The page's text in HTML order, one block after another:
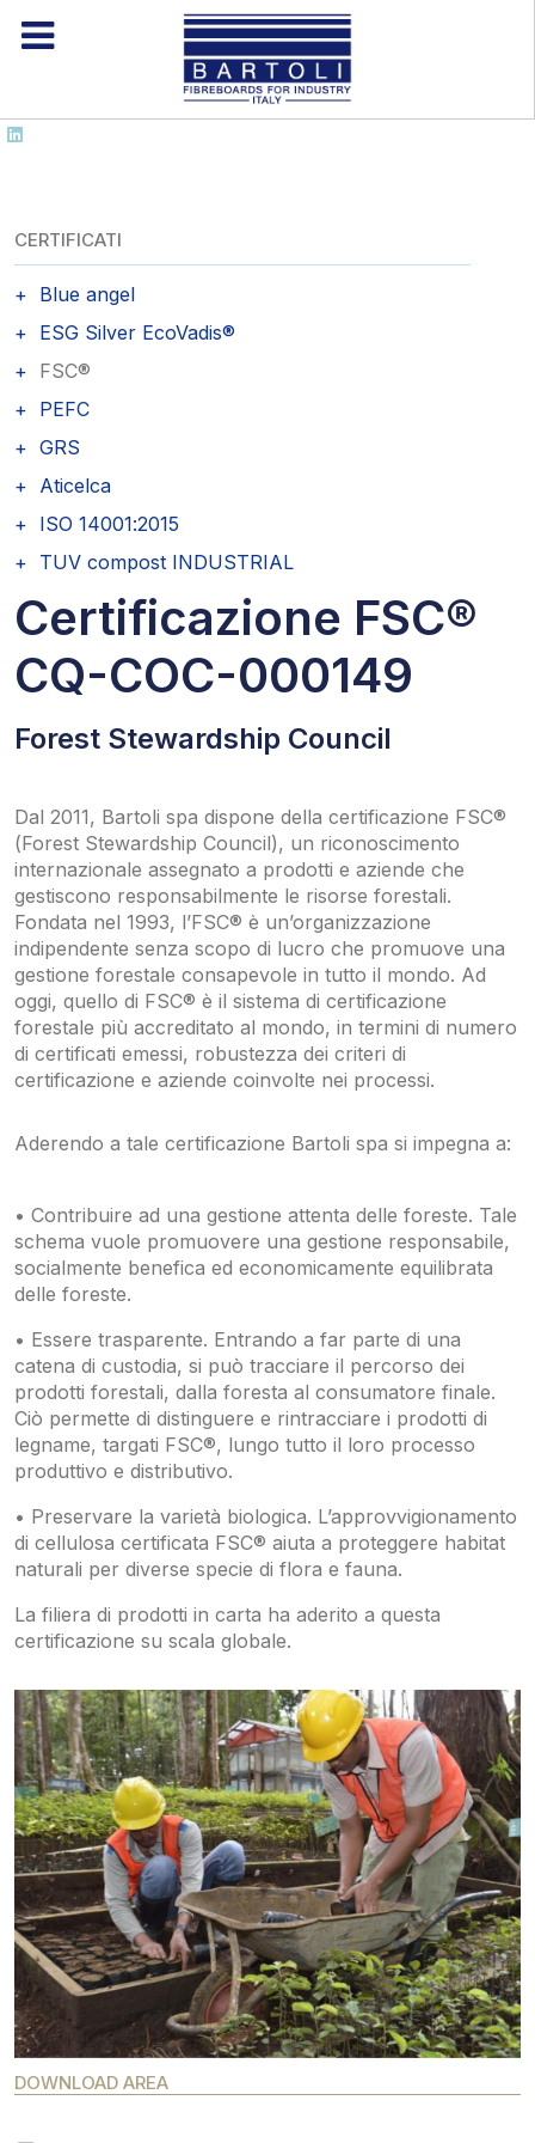
CERTIFICATI
Blue angel
ESG Silver EcoVadis®
FSC®
PEFC
GRS
Aticelca
ISO 14001:2015
TUV compost INDUSTRIAL
Certificazione FSC®
CQ-COC-000149
Forest Stewardship Council
Dal 2011, Bartoli spa dispone della certificazione FSC®
(Forest Stewardship Council), un riconoscimento
internazionale assegnato a prodotti e aziende che
gestiscono responsabilmente le risorse forestali.
Fondata nel 1993, l’FSC® è un’organizzazione
indipendente senza scopo di lucro che promuove una
gestione forestale consapevole in tutto il mondo. Ad
oggi, quello di FSC® è il sistema di certificazione
forestale più accreditato al mondo, in termini di numero
di certificati emessi, robustezza dei criteri di
certificazione e aziende coinvolte nei processi.
Aderendo a tale certificazione Bartoli spa si impegna a:
• Contribuire ad una gestione attenta delle foreste. Tale
schema vuole promuovere una gestione responsabile,
socialmente benefica ed economicamente equilibrata
delle foreste.
• Essere trasparente. Entrando a far parte di una
catena di custodia, si può tracciare il percorso dei
prodotti forestali, dalla foresta al consumatore finale.
Ciò permette di distinguere e rintracciare i prodotti di
legname, targati FSC®, lungo tutto il loro processo
produttivo e distributivo.
• Preservare la varietà biologica. L’approvvigionamento
di cellulosa certificata FSC® aiuta a proteggere habitat
naturali per diverse specie di flora e fauna.
La filiera di prodotti in carta ha aderito a questa
certificazione su scala globale.
DOWNLOAD AREA